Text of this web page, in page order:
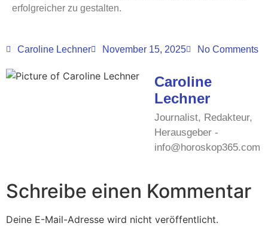
erfolgreicher zu gestalten.
Caroline Lechner November 15, 2025 No Comments
Caroline
Lechner
Journalist, Redakteur,
Herausgeber -
info@horoskop365.com
Schreibe einen Kommentar
Deine E-Mail-Adresse wird nicht veröffentlicht.